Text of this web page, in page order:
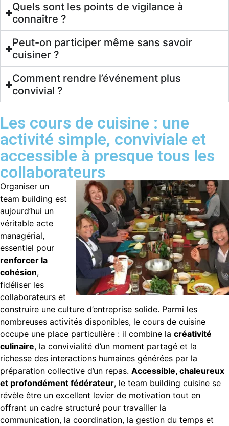
Quels sont les points de vigilance à
connaître ?
Peut-on participer même sans savoir
cuisiner ?
Comment rendre l’événement plus
convivial ?
Les cours de cuisine : une
activité simple, conviviale et
accessible à presque tous les
collaborateurs
Organiser un
team building est
aujourd’hui un
véritable acte
managérial,
essentiel pour
renforcer la
cohésion,
fidéliser les
collaborateurs et
construire une culture d’entreprise solide. Parmi les
nombreuses activités disponibles, le cours de cuisine
occupe une place particulière : il combine la créativité
culinaire, la convivialité d’un moment partagé et la
richesse des interactions humaines générées par la
préparation collective d’un repas. Accessible, chaleureux
et profondément fédérateur, le team building cuisine se
révèle être un excellent levier de motivation tout en
offrant un cadre structuré pour travailler la
communication, la coordination, la gestion du temps et